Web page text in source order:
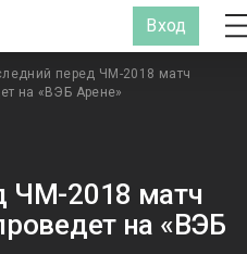
Вход
перед ЧМ-2018 матч
на «ВЭБ Арене»
ЧМ-2018 матч
на «ВЭБ